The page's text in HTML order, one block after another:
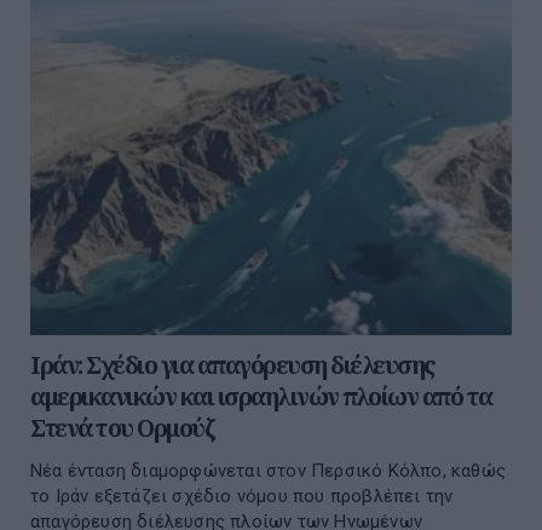
Ιράν: Σχέδιο για απαγόρευση διέλευσης
αμερικανικών και ισραηλινών πλοίων από τα
Στενά του Ορμούζ
Νέα ένταση διαμορφώνεται στον Περσικό Κόλπο, καθώς
το Ιράν εξετάζει σχέδιο νόμου που προβλέπει την
απαγόρευση διέλευσης πλοίων των Ηνωμένων